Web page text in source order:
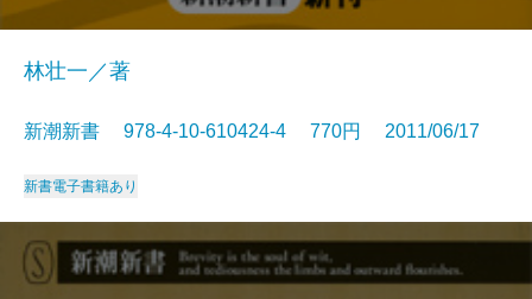
林壮一／著
新潮新書 978-4-10-610424-4 770円 2011/06/17
新書電子書籍あり